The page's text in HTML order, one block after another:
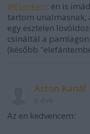
@Flankerr: én is
tartom unalmasnak,
egy esztelen
csináltál a
(később
Aston Kanál
Az en kedvencem: